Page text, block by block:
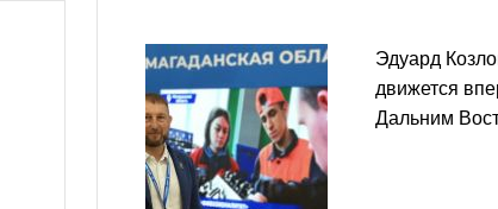
Эдуард
движется
Дальним